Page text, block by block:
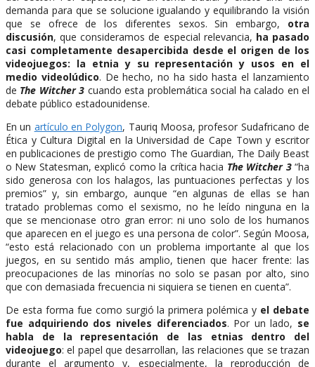
demanda para que se solucione igualando y equilibrando la visión
que se ofrece de los diferentes sexos. Sin embargo, otra
discusión, que consideramos de especial relevancia, ha pasado
casi completamente desapercibida desde el origen de los
videojuegos: la etnia y su representación y usos en el
medio videolúdico. De hecho, no ha sido hasta el lanzamiento
de The Witcher 3 cuando esta problemática social ha calado en el
debate público estadounidense.
En un artículo en Polygon, Tauriq Moosa, profesor Sudafricano de
Ética y Cultura Digital en la Universidad de Cape Town y escritor
en publicaciones de prestigio como The Guardian, The Daily Beast
o New Statesman, explicó como la crítica hacia The Witcher 3“ha
sido generosa con los halagos, las puntuaciones perfectas y los
premios” y, sin embargo, aunque “en algunas de ellas se han
tratado problemas como el sexismo, no he leído ninguna en la
que se mencionase otro gran error: ni uno solo de los humanos
que aparecen en el juego es una persona de color”. Según Moosa,
“esto está relacionado con un problema importante al que los
juegos, en su sentido más amplio, tienen que hacer frente: las
preocupaciones de las minorías no solo se pasan por alto, sino
que con demasiada frecuencia ni siquiera se tienen en cuenta”.
De esta forma fue como surgió la primera polémica y el debate
fue adquiriendo dos niveles diferenciados. Por un lado, se
habla de la representación de las etnias dentro del
videojuego: el papel que desarrollan, las relaciones que se trazan
durante el argumento y, especialmente, la reproducción de